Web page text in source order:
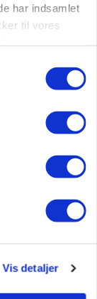
har indsamlet
til vores
Vis detaljer